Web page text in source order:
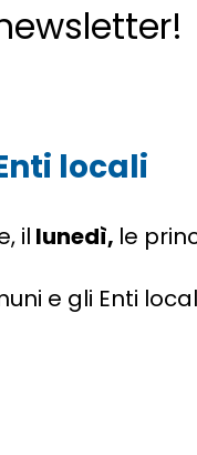
locali
il lunedì, le
e gli Enti